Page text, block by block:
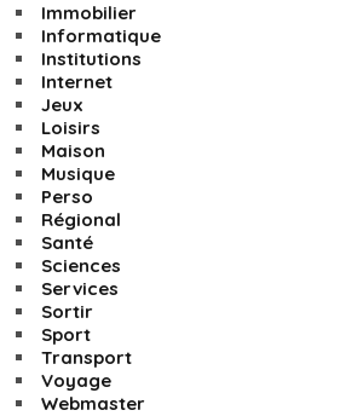
Immobilier
Informatique
Institutions
Internet
Jeux
Loisirs
Maison
Musique
Perso
Régional
Santé
Sciences
Services
Sortir
Sport
Transport
Voyage
Webmaster